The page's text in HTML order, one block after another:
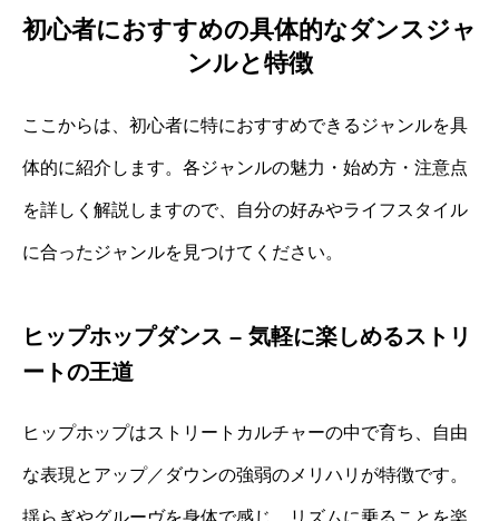
初心者におすすめの具体的なダンスジャ
ンルと特徴
ここからは、初心者に特におすすめできるジャンルを具
体的に紹介します。各ジャンルの魅力・始め方・注意点
を詳しく解説しますので、自分の好みやライフスタイル
に合ったジャンルを見つけてください。
ヒップホップダンス – 気軽に楽しめるストリ
ートの王道
ヒップホップはストリートカルチャーの中で育ち、自由
な表現とアップ／ダウンの強弱のメリハリが特徴です。